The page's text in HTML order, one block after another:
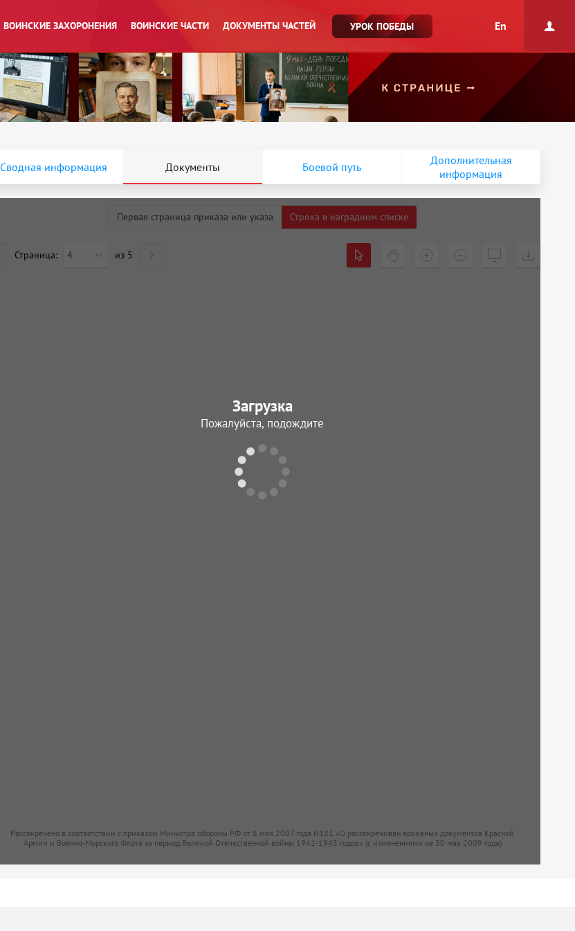
ВОИНСКИЕ ЗАХОРОНЕНИЯ ВОИНСКИЕ ЧАСТИ ДОКУМЕНТЫ ЧАСТЕЙ УРОК ПОБЕДЫ En
Сводная информация Документы Боевой путь
Дополнительная
информация
Первая страница приказа или указа Строка в наградном списке
Страница: 4 из 5
Рассекречено в соответствии с приказом Министра обороны РФ от 8 мая 2007 года N181 «О рассекречиван архивных документов Красной
Армии и Военно-Морского Флота за период Великой Отечественной войны 1941-1945 годов» (с изменениями на 30 мая 2009 года)
Загрузка
Пожалуйста, подождите